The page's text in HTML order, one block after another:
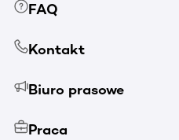
FAQ
Kontakt
Biuro prasowe
Praca